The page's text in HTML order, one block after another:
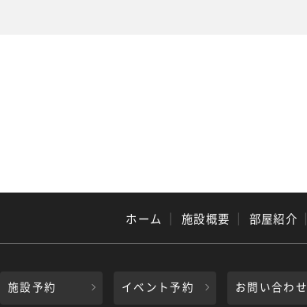
ホーム ｜ 施設概要 ｜ 部屋紹介 ｜
施設予約 イベント予約 お問い合わせ